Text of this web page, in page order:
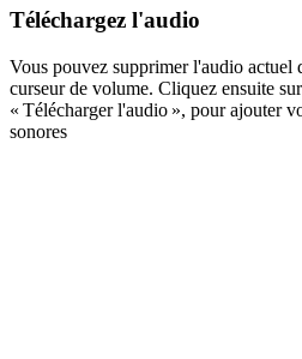
Téléchargez l'audio
Vous pouvez supprimer l'audio actuel
curseur de volume. Cliquez ensuite
« Télécharger l'audio », pour ajouter
sonores